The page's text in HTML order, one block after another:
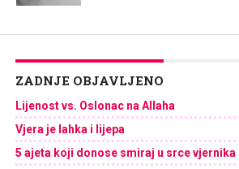
ZADNJE OBJAVLJENO
Lijenost vs. Oslonac na Allaha
Vjera je lahka i lijepa
5 ajeta koji donose smiraj u srce vjernika